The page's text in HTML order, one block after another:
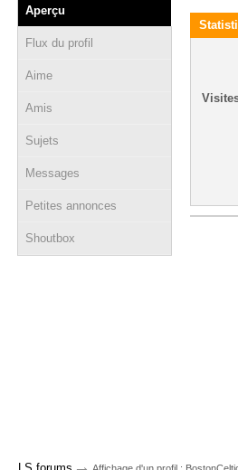
Aperçu
Flux du profil
Aime
Amis
Sujets
Messages
Petites annonces
Shoutbox